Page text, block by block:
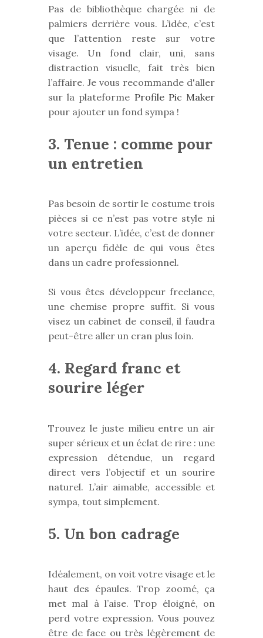
Pas de bibliothèque chargée ni de
palmiers derrière vous. L’idée, c’est
que l’attention reste sur votre
visage. Un fond clair, uni, sans
distraction visuelle, fait très bien
l’affaire. Je vous recommande d'aller
sur la plateforme Profile Pic Maker
pour ajouter un fond sympa !
3. Tenue : comme pour
un entretien
Pas besoin de sortir le costume trois
pièces si ce n’est pas votre style ni
votre secteur. L’idée, c’est de donner
un aperçu fidèle de qui vous êtes
dans un cadre professionnel.
Si vous êtes développeur freelance,
une chemise propre suffit. Si vous
visez un cabinet de conseil, il faudra
peut-être aller un cran plus loin.
4. Regard franc et
sourire léger
Trouvez le juste milieu entre un air
super sérieux et un éclat de rire : une
expression détendue, un regard
direct vers l’objectif et un sourire
naturel. L’air aimable, accessible et
sympa, tout simplement.
5. Un bon cadrage
Idéalement, on voit votre visage et le
haut des épaules. Trop zoomé, ça
met mal à l’aise. Trop éloigné, on
perd votre expression. Vous pouvez
être de face ou très légèrement de